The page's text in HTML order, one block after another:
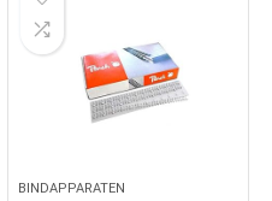
BINDAPPARATEN